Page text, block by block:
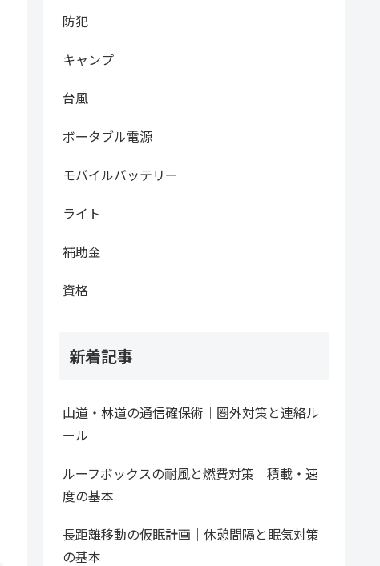
防犯
キャンプ
台風
ボータブル電源
モバイルバッテリー
ライト
補助金
資格
新着記事
山道・林道の通信確保術｜圏外対策と連絡ル
ール
ルーフボックスの耐風と燃費対策｜積載・速
度の基本
長距離移動の仮眠計画｜休憩間隔と眠気対策
の基本